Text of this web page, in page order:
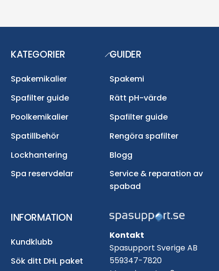
Back
Top
KATEGORIER
Spakemikalier
Spafilter guide
Poolkemikalier
Spatillbehör
Lockhantering
Spa reservdelar
GUIDER
Spakemi
Rätt pH-värde
Spafilter guide
Rengöra spafilter
Blogg
Service & reparation av
spabad
INFORMATION
Kundklubb
Sök ditt DHL paket
Kontakt
Spasupport Sverige AB
559347-7820